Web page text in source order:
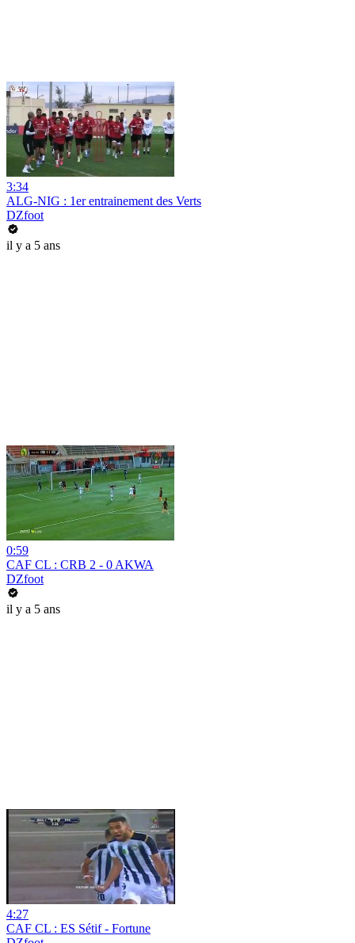
3:34
ALG-NIG : 1er entrainement des Verts
DZfoot
il y a 5 ans
0:59
CAF CL : CRB 2 - 0 AKWA
DZfoot
il y a 5 ans
4:27
CAF CL : ES Sétif - Fortune